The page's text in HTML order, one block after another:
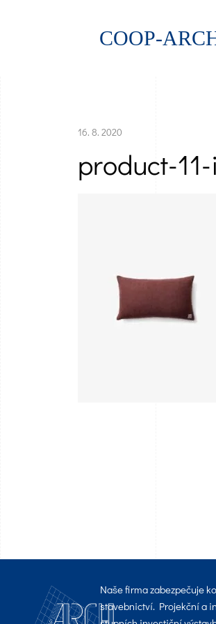
COOP-
16. 8. 2020
product-
Naše firma zabezpečuje
stavebnictví. Projekční a